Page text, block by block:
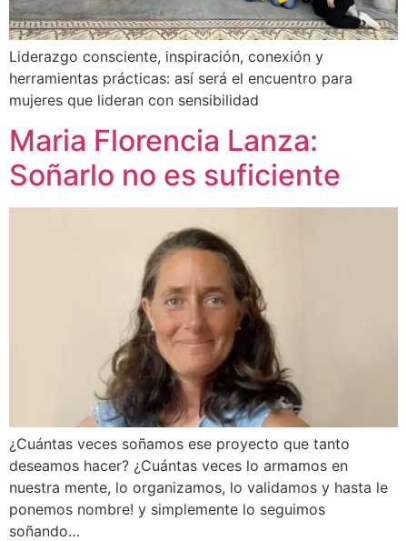
Liderazgo consciente, inspiración, conexión y
herramientas prácticas: así será el encuentro para
mujeres que lideran con sensibilidad
Maria Florencia Lanza:
Soñarlo no es suficiente
¿Cuántas veces soñamos ese proyecto que tanto
deseamos hacer? ¿Cuántas veces lo armamos en
nuestra mente, lo organizamos, lo validamos y hasta le
ponemos nombre! y simplemente lo seguimos
soñando…